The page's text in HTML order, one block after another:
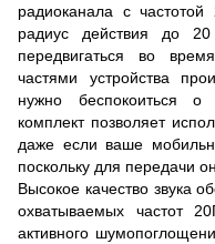
радиоканала с
радиус действия до
передвигаться во
частями устройства
нужно беспокоиться
комплект позволяет
даже если ваше
поскольку для передачи
Высокое качество звука
охватываемых частот
активного